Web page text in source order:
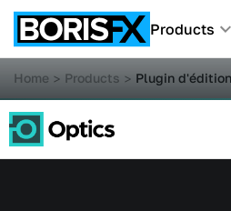
Products
Home Products Plugin